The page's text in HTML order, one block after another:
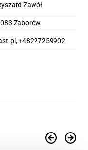
Zawół
Zaborów
+48227259902